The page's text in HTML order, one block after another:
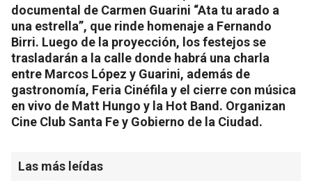
documental de Carmen Guarini “Ata tu arado a
una estrella”, que rinde homenaje a Fernando
Birri. Luego de la proyección, los festejos se
trasladarán a la calle donde habrá una charla
entre Marcos López y Guarini, además de
gastronomía, Feria Cinéfila y el cierre con música
en vivo de Matt Hungo y la Hot Band. Organizan
Cine Club Santa Fe y Gobierno de la Ciudad.
Las más leídas